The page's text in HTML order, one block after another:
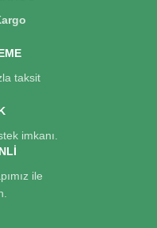
taksit
imkanı.
ile